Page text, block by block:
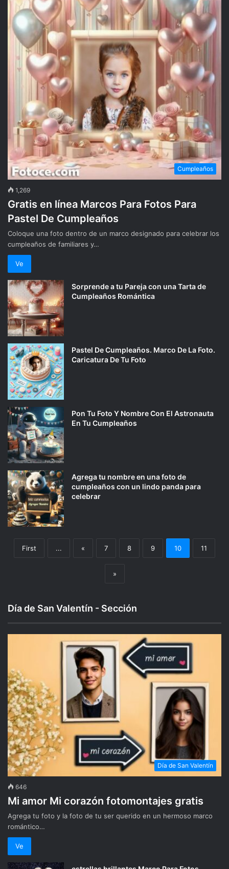
Cumpleaños
1,269
Gratis en línea Marcos Para Fotos Para
Pastel De Cumpleaños
Coloque una foto dentro de un marco designado para celebrar los
cumpleaños de familiares y…
Ve
Sorprende a tu Pareja con una Tarta de
Cumpleaños Romántica
Pastel De Cumpleaños. Marco De La Foto.
Caricatura De Tu Foto
Pon Tu Foto Y Nombre Con El Astronauta
En Tu Cumpleaños
Agrega tu nombre en una foto de
cumpleaños con un lindo panda para
celebrar
First ... « 7 8 9 10 11
»
Día de San Valentín - Sección
Día de San Valentín
646
Mi amor Mi corazón fotomontajes gratis
Agrega tu foto y la foto de tu ser querido en un hermoso marco
romántico…
Ve